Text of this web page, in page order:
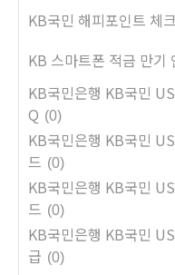
KB국민 해피포인트 체
KB 스마트폰 적금 만기
KB국민은행 KB국민
Q (0)
KB국민은행 KB국민
드 (0)
KB국민은행 KB국민
드 (0)
KB국민은행 KB국민
급 (0)